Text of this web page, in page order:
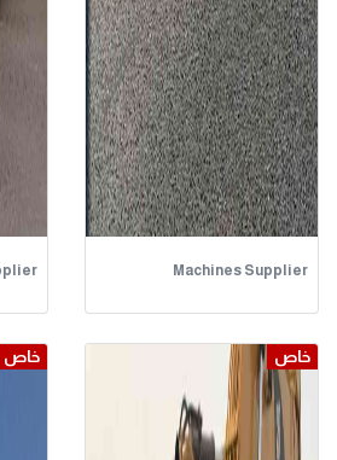
Machines Supplier
خاص خاص